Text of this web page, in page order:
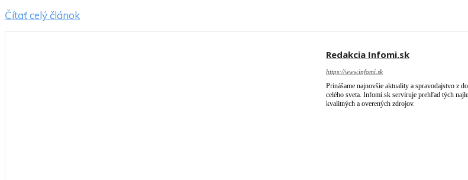
Čítať celý článok
Redakcia Infomi.sk
https://www.infomi.sk
Prinášame najnovšie aktuality a spravodajstvo z
celého sveta. Infomi.sk servíruje prehľad tých
kvalitných a overených zdrojov.